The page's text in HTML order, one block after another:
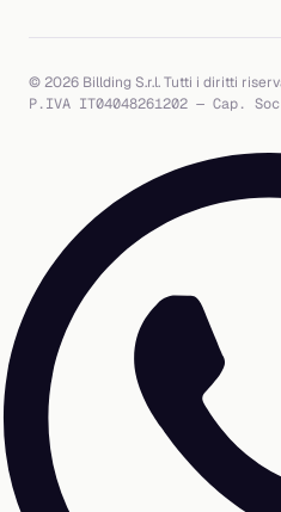
© 2026 Billding S.r.l. Tutti i diritti
P.IVA IT04048261202 — Cap.